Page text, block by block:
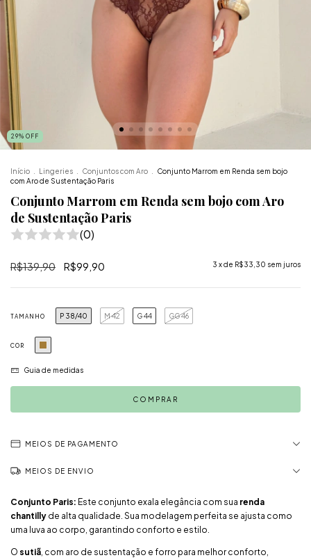
29% OFF
Início Lingeries Conjuntos com Aro
Conjunto Marrom em Renda sem bojo
com Aro de Sustentação Paris
Conjunto Marrom em Renda sem bojo com Aro
de Sustentação Paris
(0)
R$139,90 R$99,90 3 x de R$33,30 sem juros
TAMANHO P 38/40 M 42 G 44 GG 46
COR
Guia de medidas
MEIOS DE PAGAMENTO
MEIOS DE ENVIO
Conjunto Paris: Este conjunto exala elegância com sua renda
chantilly de alta qualidade. Sua modelagem perfeita se ajusta como
uma luva ao corpo, garantindo conforto e estilo.
O sutiã, com aro de sustentação e forro para melhor conforto,